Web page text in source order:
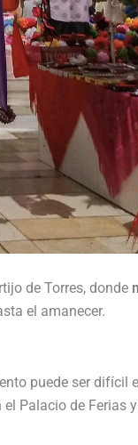
de Torres, donde
el amanecer.
puede ser difícil
Palacio de Ferias